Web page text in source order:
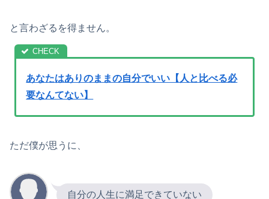
と言わざるを得ません。
あなたはありのままの自分でいい【人と比べる必
要なんてない】
ただ僕が思うに、
自分の人生に満足できていない